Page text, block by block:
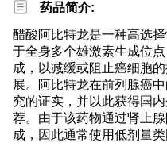
药品简介:
醋酸阿比特龙是一种高选
于全身多个雄激素生成位
成，以减缓或阻止癌细胞
展。阿比特龙在前列腺癌
究的证实，并以此获得国
荐。由于该药物通过肾上
成，因此通常使用低剂量